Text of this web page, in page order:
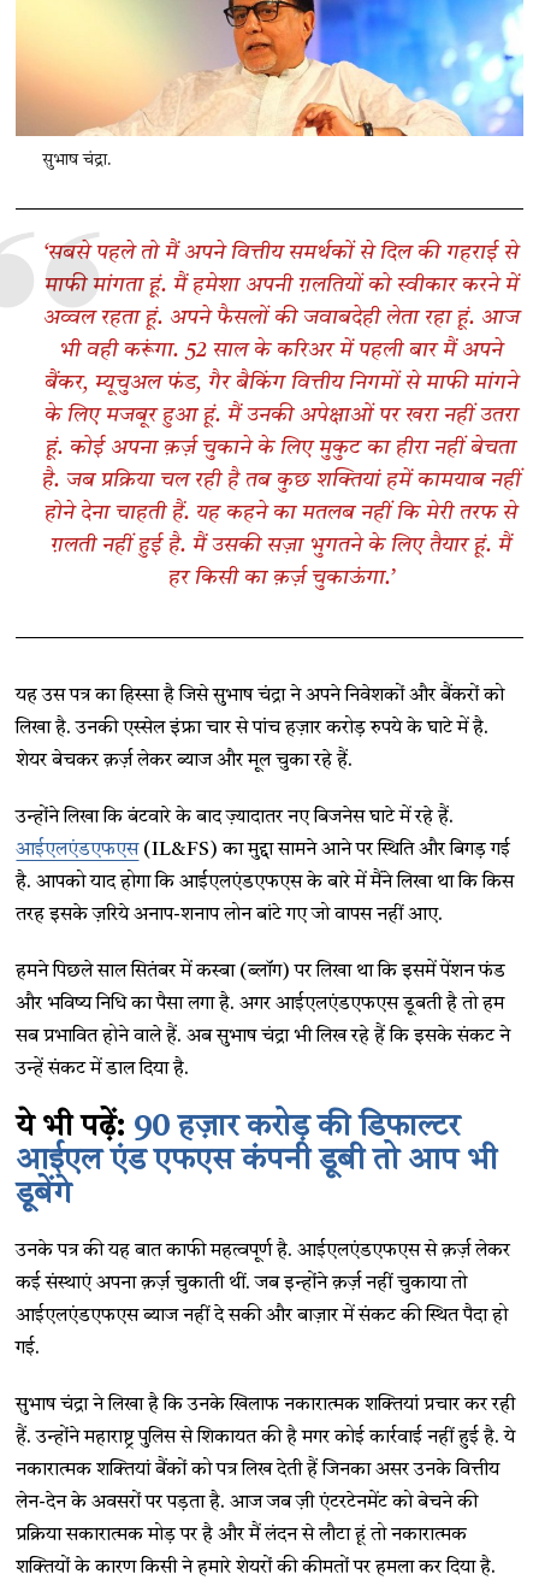
सुभाष चंद्रा.
‘सबसे पहले तो मैं अपने वित्तीय समर्थकों से दिल की गहराई से
माफी मांगता हूं. मैं हमेशा अपनी ग़लतियों को स्वीकार करने में
अव्वल रहता हूं. अपने फैसलों की जवाबदेही लेता रहा हूं. आज
भी वही करूंगा. 52 साल के करिअर में पहली बार मैं अपने
बैंकर, म्यूचुअल फंड, गैर बैकिंग वित्तीय निगमों से माफी मांगने
के लिए मजबूर हुआ हूं. मैं उनकी अपेक्षाओं पर खरा नहीं उतरा
हूं. कोई अपना क़र्ज़ चुकाने के लिए मुकुट का हीरा नहीं बेचता
है. जब प्रक्रिया चल रही है तब कुछ शक्तियां हमें कामयाब नहीं
होने देना चाहती हैं. यह कहने का मतलब नहीं कि मेरी तरफ से
ग़लती नहीं हुई है. मैं उसकी सज़ा भुगतने के लिए तैयार हूं. मैं
हर किसी का क़र्ज़ चुकाऊंगा.’
यह उस पत्र का हिस्सा है जिसे सुभाष चंद्रा ने अपने निवेशकों और बैंकरों को
लिखा है. उनकी एस्सेल इंफ्रा चार से पांच हज़ार करोड़ रुपये के घाटे में है.
शेयर बेचकर क़र्ज़ लेकर ब्याज और मूल चुका रहे हैं.
उन्होंने लिखा कि बंटवारे के बाद ज़्यादातर नए बिजनेस घाटे में रहे हैं.
आईएलएंडएफएस(IL&FS) का मुद्दा सामने आने पर स्थिति और बिगड़ गई
है. आपको याद होगा कि आईएलएंडएफएस के बारे में मैंने लिखा था कि किस
तरह इसके ज़रिये अनाप-शनाप लोन बांटे गए जो वापस नहीं आए.
हमने पिछले साल सितंबर में कस्बा (ब्लॉग) पर लिखा था कि इसमें पेंशन फंड
और भविष्य निधि का पैसा लगा है. अगर आईएलएंडएफएस डूबती है तो हम
सब प्रभावित होने वाले हैं. अब सुभाष चंद्रा भी लिख रहे हैं कि इसके संकट ने
उन्हें संकट में डाल दिया है.
ये भी पढ़ें: 90 हज़ार करोड़ की डिफाल्टर
आईएल एंड एफएस कंपनी डूबी तो आप भी
डूबेंगे
उनके पत्र की यह बात काफी महत्वपूर्ण है. आईएलएंडएफएस से क़र्ज़ लेकर
कई संस्थाएं अपना क़र्ज़ चुकाती थीं. जब इन्होंने क़र्ज़ नहीं चुकाया तो
आईएलएंडएफएस ब्याज नहीं दे सकी और बाज़ार में संकट की स्थित पैदा हो
गई.
सुभाष चंद्रा ने लिखा है कि उनके खिलाफ नकारात्मक शक्तियां प्रचार कर रही
हैं. उन्होंने महाराष्ट्र पुलिस से शिकायत की है मगर कोई कार्रवाई नहीं हुई है. ये
नकारात्मक शक्तियां बैंकों को पत्र लिख देती हैं जिनका असर उनके वित्तीय
लेन-देन के अवसरों पर पड़ता है. आज जब ज़ी एंटरटेनमेंट को बेचने की
प्रक्रिया सकारात्मक मोड़ पर है और मैं लंदन से लौटा हूं तो नकारात्मक
शक्तियों के कारण किसी ने हमारे शेयरों की कीमतों पर हमला कर दिया है.